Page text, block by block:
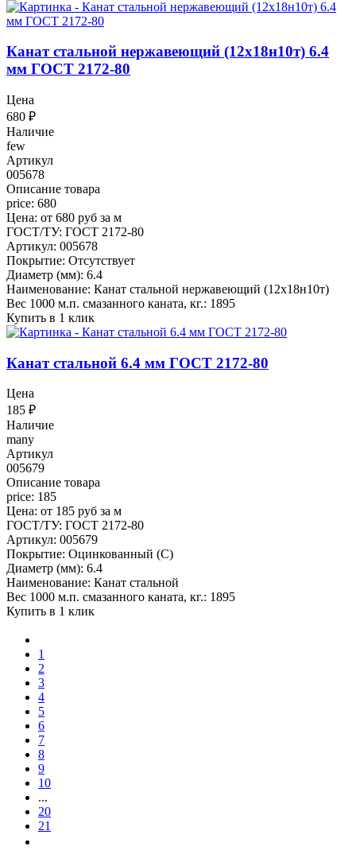
Канат стальной нержавеющий (12х18н10т) 6.4
мм ГОСТ 2172-80
Цена
680 ₽
Наличие
few
Артикул
005678
Описание товара
price: 680
Цена: от 680 руб за м
ГОСТ/ТУ: ГОСТ 2172-80
Артикул: 005678
Покрытие: Отсутствует
Диаметр (мм): 6.4
Наименование: Канат стальной нержавеющий (12х18н10т)
Вес 1000 м.п. смазанного каната, кг.: 1895
Купить в 1 клик
Канат стальной 6.4 мм ГОСТ 2172-80
Цена
185 ₽
Наличие
many
Артикул
005679
Описание товара
price: 185
Цена: от 185 руб за м
ГОСТ/ТУ: ГОСТ 2172-80
Артикул: 005679
Покрытие: Оцинкованный (С)
Диаметр (мм): 6.4
Наименование: Канат стальной
Вес 1000 м.п. смазанного каната, кг.: 1895
Купить в 1 клик
1
2
3
4
5
6
7
8
9
10
...
20
21